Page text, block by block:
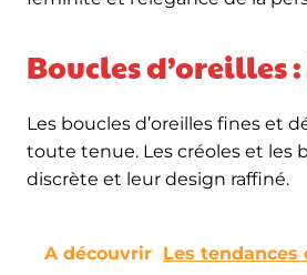
Boucles
Les boucles d’oreilles fines et
toute tenue. Les créoles et les
discrète et leur design raffiné.
A découvrir Les